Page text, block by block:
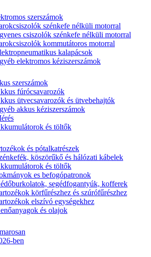
szerszámok
szénkefe nélküli motorral
csiszolók szénkefe nélküli motorral
kommutátoros motorral
kalapácsok
elektromos kéziszerszámok
szerszámok
fúrócsavarozók
ütvecsavarozók és ütvebehajtók
akkus kéziszerszámok
és töltők
és pótalkatrészek
köszörűkő és hálózati kábelek
és töltők
es befogópatronok
segédfogantyúk, kofferek
körfűrészhez és szúrófűrészhez
elszívó egységekhez
és olajok
ben